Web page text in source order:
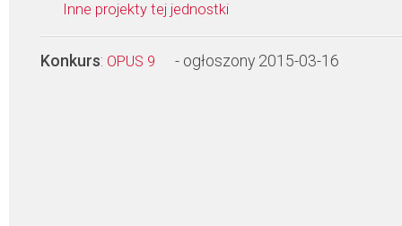
Inne projekty tej jednostki
Konkurs: OPUS 9 - ogłoszony 2015-03-16